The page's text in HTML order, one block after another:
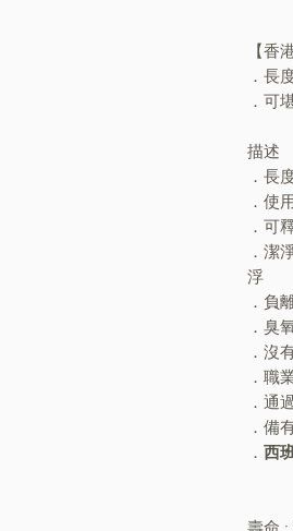
【香
．長
．可
描述
．長
．使
．可
．潔
浮
．負
．臭
．沒
．職
．通
．備
． 西